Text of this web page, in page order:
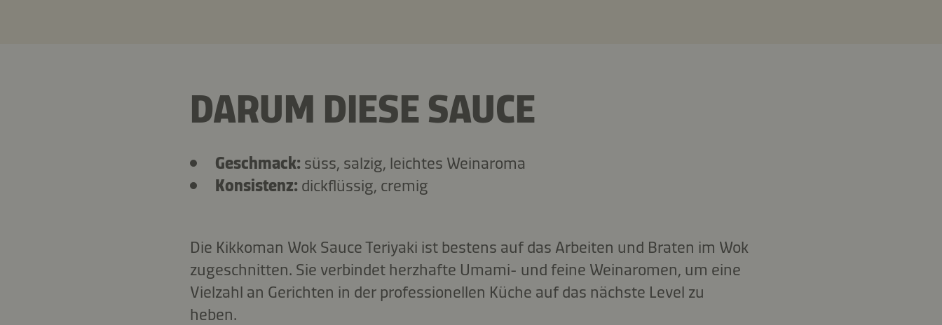
DARUM DIESE SAUCE
Geschmack: süss, salzig, leichtes Weinaroma
Konsistenz: dickflüssig, cremig
Die Kikkoman Wok Sauce Teriyaki ist bestens auf das Arbeiten und Braten im Wok
zugeschnitten. Sie verbindet herzhafte Umami- und feine Weinaromen, um eine
Vielzahl an Gerichten in der professionellen Küche auf das nächste Level zu
heben.